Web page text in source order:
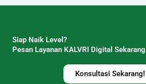
Siap Naik Level?
Pesan Layanan KALVRI Digital Sekarang
Konsultasi Sekarang!